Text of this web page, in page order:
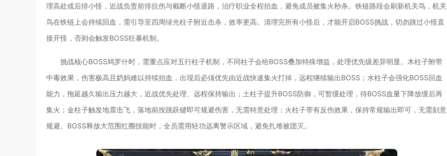
理高处或后排小怪，近战负责前排抗伤与截断小怪退路，治疗职业全程抬血，避免成员被集火秒杀。铁链路段会刷新机关鸟，机关
鸟在铁链上会持续回血，需引导至四周绿光柱子附近击杀，效率更高。清理完所有小怪后，才能开启BOSS挑战，切勿跳过小怪直
接开怪，否则会触发BOSS狂暴机制。
挑战核心BOSS鸠罗什时，需重点应对五行柱子机制，不同柱子会给BOSS叠加特殊增益，处理优先级差异明显。木柱子附带
中毒效果，伤害极高且奶妈难以持续抬血，出现后必须优先由近战快速集火打掉，远程继续输出BOSS；水柱子会强化BOSS回血
能力，拖延越久输出压力越大，近战优先处理、远程保持输出；土柱子提升BOSS防御，可暂缓处理，待BOSS血量下降放缓后再
集火；金柱子触发地震击飞，落地前按跳跃键即可规避伤害，无需特意处理；火柱子带有反伤效果，保持常规输出即可，无需刻意
规避。BOSS释放大范围红圈技能时，全员需用轻功远离警示区域，避免扎堆被团灭。